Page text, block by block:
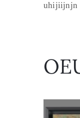
uhijiijnjn